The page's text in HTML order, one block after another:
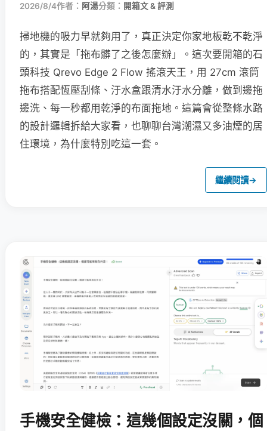
2026/8/4作者： 阿湯分類： 開箱文 & 評測
掃地機的吸力早就夠用了，真正決定你家地板乾不乾淨
的，其實是「拖布髒了之後怎麼辦」。這次要開箱的石
頭科技 Qrevo Edge 2 Flow 搖滾天王，用 27cm 滾筒
拖布搭配恆壓刮條、汙水盒跟清水汙水分離，做到邊拖
邊洗、每一秒都用乾淨的布面拖地。這篇會從整條水路
的設計邏輯拆給大家看，也聊聊台灣潮濕又多油煙的居
住環境，為什麼特別吃這一套。
繼續閱讀→
手機安全健檢：這幾個設定沒關，個